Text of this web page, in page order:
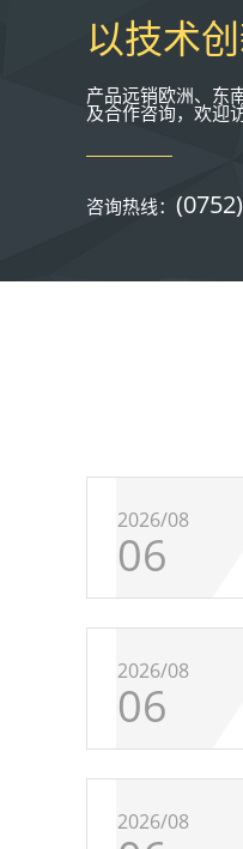
以技术
产品远销欧洲、东
及合作咨询，欢迎
咨询热线：
2026/08
06
2026/08
06
2026/08